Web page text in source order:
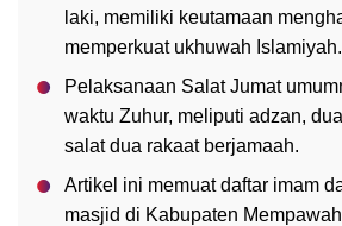
laki, memiliki keutamaan
memperkuat ukhuwah Islamiyah.
Pelaksanaan Salat Jumat
waktu Zuhur, meliputi adzan,
salat dua rakaat berjamaah.
Artikel ini memuat daftar imam
masjid di Kabupaten